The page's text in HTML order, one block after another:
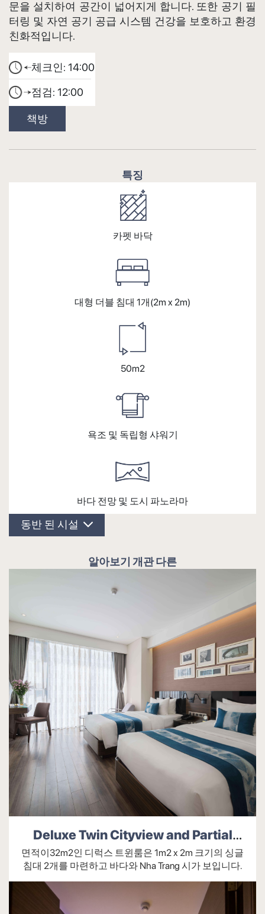
문을 설치하여 공간이 넓어지게 합니다. 또한 공기 필
터링 및 자연 공기 공급 시스템 건강을 보호하고 환경
친화적입니다.
책방
체크인: 14:00
점검: 12:00
특징
카펫 바닥
대형 더블 침대 1개(2m x 2m)
50m2
욕조 및 독립형 샤워기
바다 전망 및 도시 파노라마
동반 된 시설
개인 바 & 라운지
고속 와이파이 시스템
금고
깃털 베개가 포함된 특수 수면 쿠션은 어떤 자
세에서도 부드러운 느낌을 줍니다.
다리미판, 다리미판(요청 시)
망토
무료 생수(1인당 1병/일)
물 보일러
발코니 테이블과 의자
방독면
알아보기 개관 다른
Deluxe Twin Cityview and Partial
Seaview
면적이32m2인 디럭스 트윈룸은 1m2 x 2m 크기의 싱글
침대 2개를 마련하고 바다와 Nha Trang 시가 보입니다.